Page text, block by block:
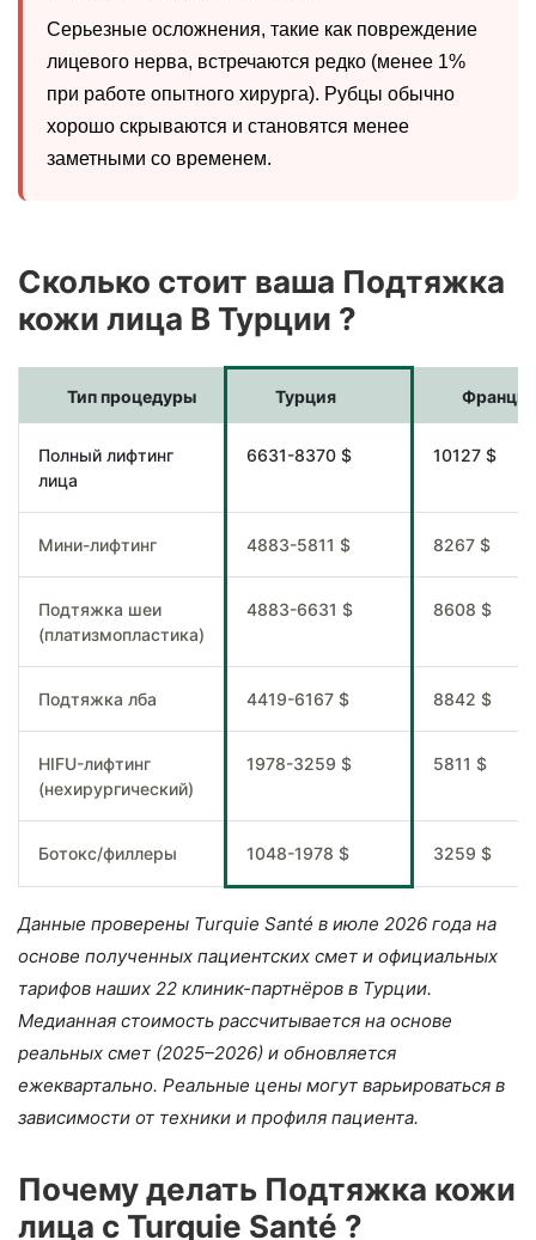
Серьезные осложнения, такие как повреждение
лицевого нерва, встречаются редко (менее 1%
при работе опытного хирурга). Рубцы обычно
хорошо скрываются и становятся менее
заметными со временем.
Сколько стоит ваша Подтяжка
кожи лица В Турции ?
Тип процедуры Турция Франция
Полный лифтинг
лица
6631-8370 $ 10127 $
Мини-лифтинг 4883-5811 $ 8267 $
Подтяжка шеи
(платизмопластика)
4883-6631 $ 8608 $
Подтяжка лба 4419-6167 $ 8842 $
HIFU-лифтинг
(нехирургический)
1978-3259 $ 5811 $
Ботокс/филлеры 1048-1978 $ 3259 $
Данные проверены Turquie Santé в июле 2026 года на
основе полученных пациентских смет и официальных
тарифов наших 22 клиник-партнёров в Турции.
Медианная стоимость рассчитывается на основе
реальных смет (2025–2026) и обновляется
ежеквартально. Реальные цены могут варьироваться в
зависимости от техники и профиля пациента.
Почему делать Подтяжка кожи
лица c Turquie Santé ?